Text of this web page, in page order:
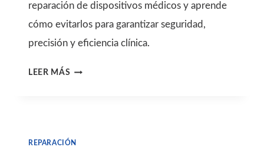
reparación de dispositivos médicos y aprende
cómo evitarlos para garantizar seguridad,
precisión y eficiencia clínica.
LEER MÁSERRORES
REPARACIÓN